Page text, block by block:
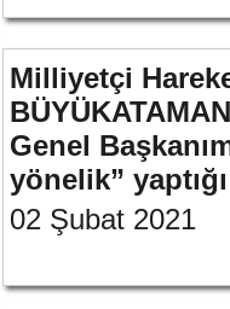
Milliyetçi
Genel
yönelik”
02 Şubat 2021